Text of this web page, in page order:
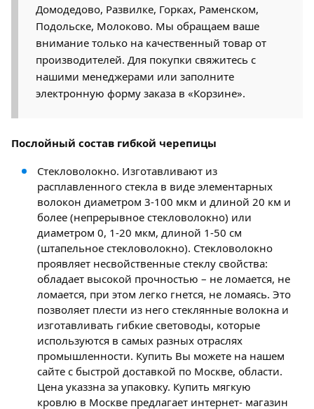
Домодедово, Развилке, Горках, Раменском,
Подольске, Молоково. Мы обращаем ваше
внимание только на качественный товар от
производителей. Для покупки свяжитесь с
нашими менеджерами или заполните
электронную форму заказа в «Корзине».
Послойный состав гибкой черепицы
Стекловолокно. Изготавливают из
расплавленного стекла в виде элементарных
волокон диаметром 3-100 мкм и длиной 20 км и
более (непрерывное стекловолокно) или
диаметром 0, 1-20 мкм, длиной 1-50 см
(штапельное стекловолокно). Стекловолокно
проявляет несвойственные стеклу свойства:
обладает высокой прочностью – не ломается, не
ломается, при этом легко гнется, не ломаясь. Это
позволяет плести из него стеклянные волокна и
изготавливать гибкие световоды, которые
используются в самых разных отраслях
промышленности. Купить Вы можете на нашем
сайте с быстрой доставкой по Москве, области.
Цена указзна за упаковку. Купить мягкую
кровлю в Москве предлагает интернет- магазин